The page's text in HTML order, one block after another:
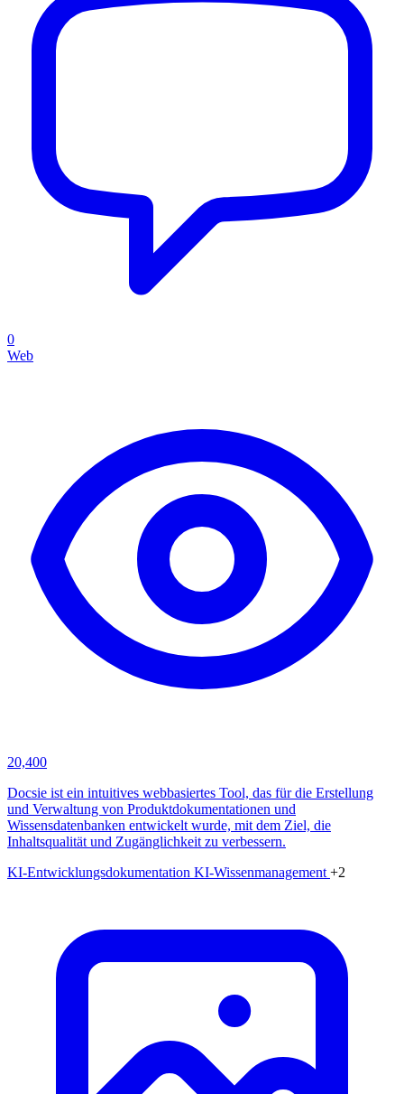
0
Web
20,400
Docsie ist ein intuitives webbasiertes Tool, das für die Erstellung
und Verwaltung von Produktdokumentationen und
Wissensdatenbanken entwickelt wurde, mit dem Ziel, die
Inhaltsqualität und Zugänglichkeit zu verbessern.
KI-Entwicklungsdokumentation KI-Wissenmanagement +2